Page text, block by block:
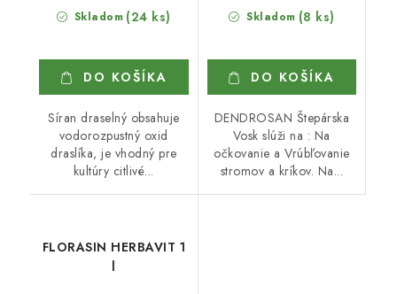
Skladom (24 ks)
DO KOŠÍKA
Síran draselný obsahuje
vodorozpustný oxid
draslíka, je vhodný pre
kultúry citlivé...
Skladom (8 ks)
DO KOŠÍKA
DENDROSAN Štepárska
Vosk slúži na : Na
očkovanie a Vrúbľovanie
stromov a kríkov. Na...
FLORASIN HERBAVIT 1
l